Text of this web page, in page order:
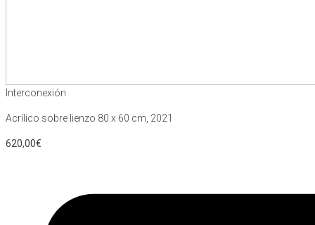
Interconexión
Acrílico sobre lienzo 80 x 60 cm, 2021
620,00€